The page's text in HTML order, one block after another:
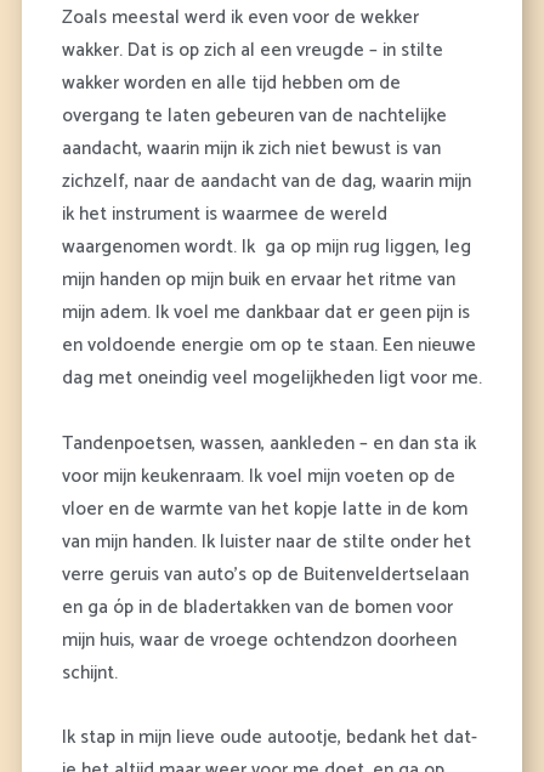
Zoals meestal werd ik even voor de wekker
wakker. Dat is op zich al een vreugde – in stilte
wakker worden en alle tijd hebben om de
overgang te laten gebeuren van de nachtelijke
aandacht, waarin mijn ik zich niet bewust is van
zichzelf, naar de aandacht van de dag, waarin mijn
ik het instrument is waarmee de wereld
waargenomen wordt. Ik ga op mijn rug liggen, leg
mijn handen op mijn buik en ervaar het ritme van
mijn adem. Ik voel me dankbaar dat er geen pijn is
en voldoende energie om op te staan. Een nieuwe
dag met oneindig veel mogelijkheden ligt voor me.
Tandenpoetsen, wassen, aankleden – en dan sta ik
voor mijn keukenraam. Ik voel mijn voeten op de
vloer en de warmte van het kopje latte in de kom
van mijn handen. Ik luister naar de stilte onder het
verre geruis van auto’s op de Buitenveldertselaan
en ga óp in de bladertakken van de bomen voor
mijn huis, waar de vroege ochtendzon doorheen
schijnt.
Ik stap in mijn lieve oude autootje, bedank het dat-